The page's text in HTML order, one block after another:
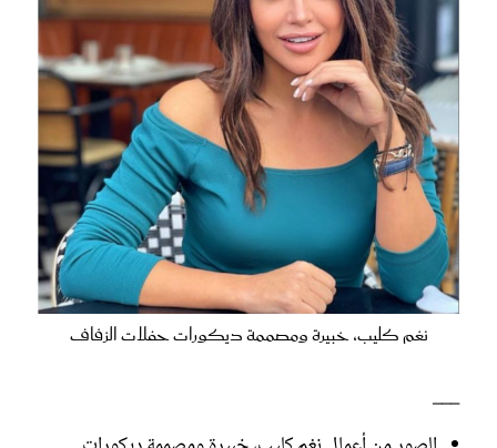
نغم كليب، خبيرة ومصممة ديكورات حفلات الزفاف
___